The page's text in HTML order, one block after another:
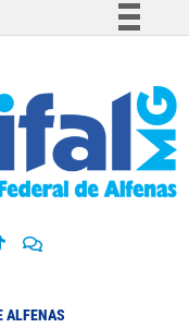
Participe
à informação
Legislação
ALFENAS